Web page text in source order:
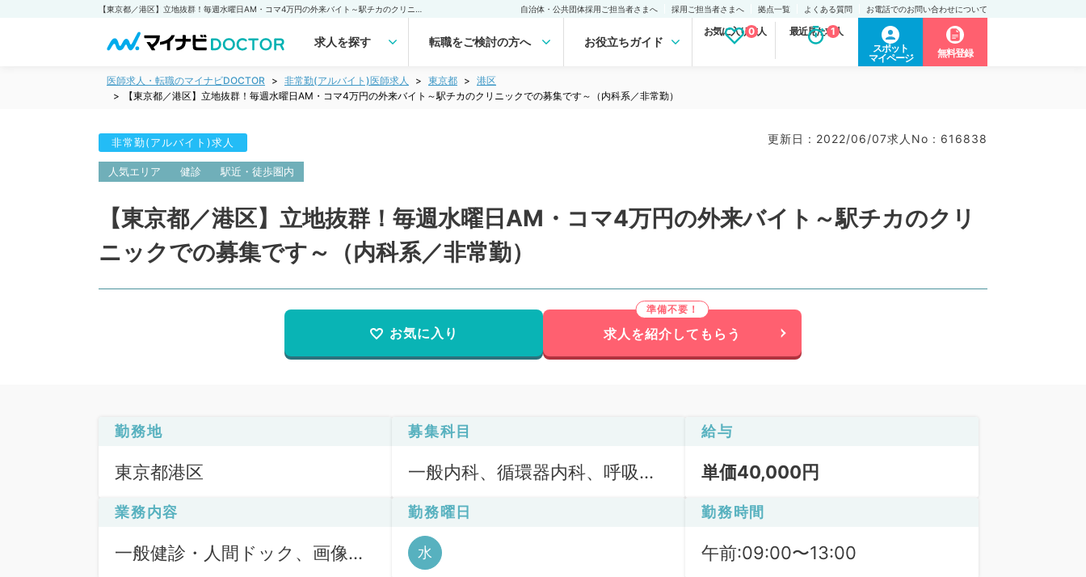
自治体・公共団体採用ご担当者さまへ 採用ご担当者さまへ 拠点一覧 よくある質問 お電話でのお問い合わせについて
求人を探す 転職をご検討の方へ お役立ちガイド
お気に入り求人
0 最近見た求人
1
スポット
マイページ
無料登録
医師求人・転職のマイナビDOCTOR 非常勤(アルバイト)医師求人 東京都
港区
【東京都／港区】立地抜群！毎週水曜日AM・コマ4万円の外来バイト～駅チカのクリニックでの募集です～（内科系／非常勤）
非常勤(アルバイト)求人 更新日 : 2022/06/07求人No : 616838
人気エリア 健診 駅近・徒歩圏内
【東京都／港区】立地抜群！毎週水曜日AM・コマ4万円の外来バイト～駅チカのクリ
ニックでの募集です～（内科系／非常勤）
お気に入り 求人を紹介してもらう
勤務地
東京都港区
募集科目
一般内科、循環器内科、呼吸器
謝内科、腎臓内科、血液内科
給与
単価40,000円
業務内容
一般健診・人間ドック、画像診
勤務曜日
水
勤務時間
午前:09:00〜13:00